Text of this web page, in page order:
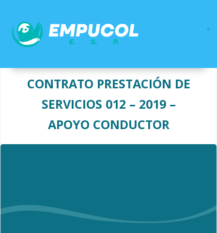
contenido
CONTRATO PRESTACIÓN DE
SERVICIOS 012 – 2019 –
APOYO CONDUCTOR